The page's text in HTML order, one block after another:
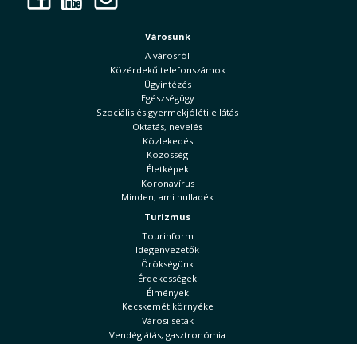
Városunk
A városról
Közérdekű telefonszámok
Ügyintézés
Egészségügy
Szociális és gyermekjóléti ellátás
Oktatás, nevelés
Közlekedés
Közösség
Életképek
Koronavírus
Minden, ami hulladék
Turizmus
Tourinform
Idegenvezetők
Örökségünk
Érdekességek
Élmények
Kecskemét környéke
Városi séták
Vendéglátás, gasztronómia